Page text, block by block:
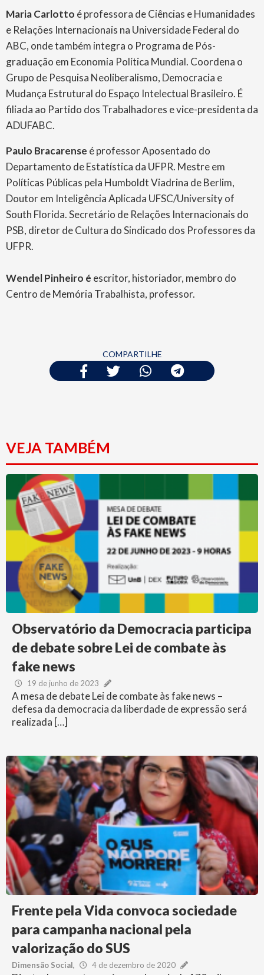
Maria Carlotto é professora de Ciências e Humanidades
e Relações Internacionais na Universidade Federal do
ABC, onde também integra o Programa de Pós-
graduação em Economia Política Mundial. Coordena o
Grupo de Pesquisa Neoliberalismo, Democracia e
Mudança Estrutural do Espaço Intelectual Brasileiro. É
filiada ao Partido dos Trabalhadores e vice-presidenta da
ADUFABC.
Paulo Bracarense é professor Aposentado do
Departamento de Estatística da UFPR. Mestre em
Políticas Públicas pela Humboldt Viadrina de Berlim,
Doutor em Inteligência Aplicada UFSC/University of
South Florida. Secretário de Relações Internacionais do
PSB, diretor de Cultura do Sindicado dos Professores da
UFPR.
Wendel Pinheiro é escritor, historiador, membro do
Centro de Memória Trabalhista, professor.
VEJA TAMBÉM
Observatório da Democracia participa
de debate sobre Lei de combate às
fake news
19 de junho de 2023
A mesa de debate Lei de combate às fake news –
defesa da democracia da liberdade de expressão será
realizada […]
Frente pela Vida convoca sociedade
para campanha nacional pela
valorização do SUS
Dimensão Social 4 de dezembro de 2020